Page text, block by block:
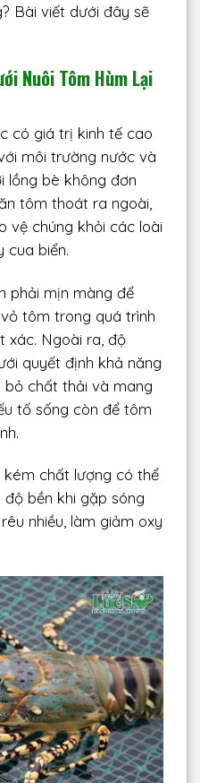
Bài viết dưới đây sẽ
Nuôi Tôm Hùm Lại
có giá trị kinh tế cao
môi trường nước và
lồng bè không đơn
tôm thoát ra ngoài,
vệ chúng khỏi các loài
cua biển.
phải mịn màng để
tôm trong quá trình
xác. Ngoài ra, độ
quyết định khả năng
bỏ chất thải và mang
tố sống còn để tôm
kém chất lượng có thể
bền khi gặp sóng
nhiều, làm giảm oxy